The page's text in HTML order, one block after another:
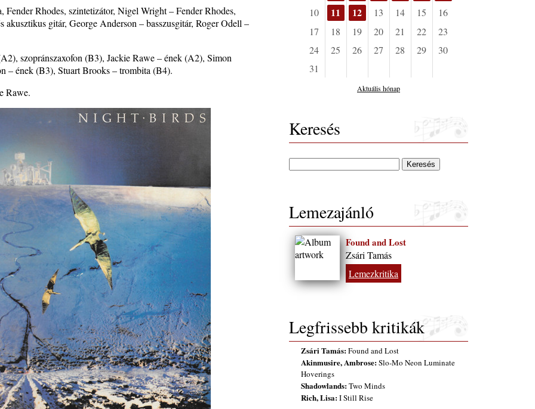
a
109.
Rhodes, szintetizátor, Nigel Wright – Fender Rhodes,
gitár, George Anderson – basszusgitár, Roger Odell –
szopránszaxofon (B3), Jackie Rawe – ének (A2), Simon
– ének (B3), Stuart Brooks – trombita (B4).
Rawe.
10 11 12 13 14 15
16
17
18 19 20 21 22
23
24
25 26 27 28 29
30
31
Aktuális hónap
Keresés
Lemezajánló
Found and Lost
Zsári Tamás
Lemezkritika
Legfrissebb kritikák
Zsári Tamás:Found and Lost
Akinmusire, Ambrose:Slo-Mo Neon Luminate
Hoverings
Shadowlands:Two Minds
Rich, Lisa:I Still Rise